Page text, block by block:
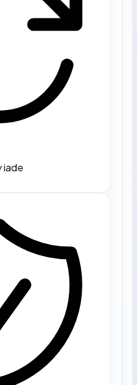
iade